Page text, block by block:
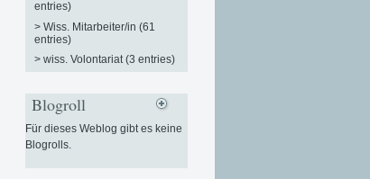
entries)
> Wiss. Mitarbeiter/in (61
entries)
> wiss. Volontariat (3 entries)
Blogroll
Für dieses Weblog gibt es keine
Blogrolls.